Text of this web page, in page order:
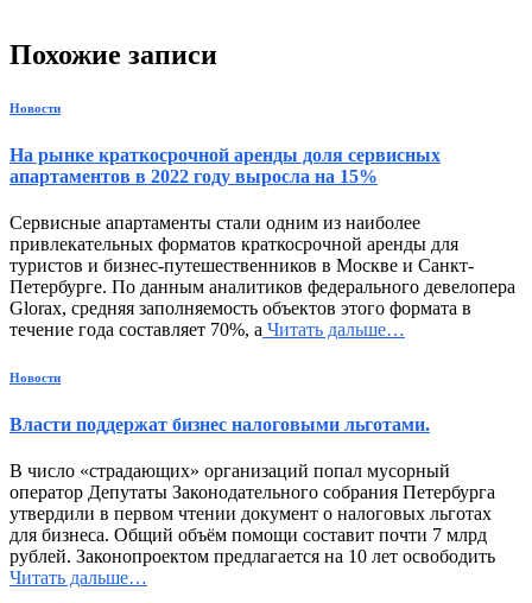
Похожие записи
Новости
На рынке краткосрочной аренды доля сервисных
апартаментов в 2022 году выросла на 15%
Сервисные апартаменты стали одним из наиболее
привлекательных форматов краткосрочной аренды для
туристов и бизнес-путешественников в Москве и Санкт-
Петербурге. По данным аналитиков федерального девелопера
Glorax, средняя заполняемость объектов этого формата в
течение года составляет 70%, а Читать дальше…
Новости
Власти поддержат бизнес налоговыми льготами.
В число «страдающих» организаций попал мусорный
оператор Депутаты Законодательного собрания Петербурга
утвердили в первом чтении документ о налоговых льготах
для бизнеса. Общий объём помощи составит почти 7 млрд
рублей. Законопроектом предлагается на 10 лет освободить
Читать дальше…